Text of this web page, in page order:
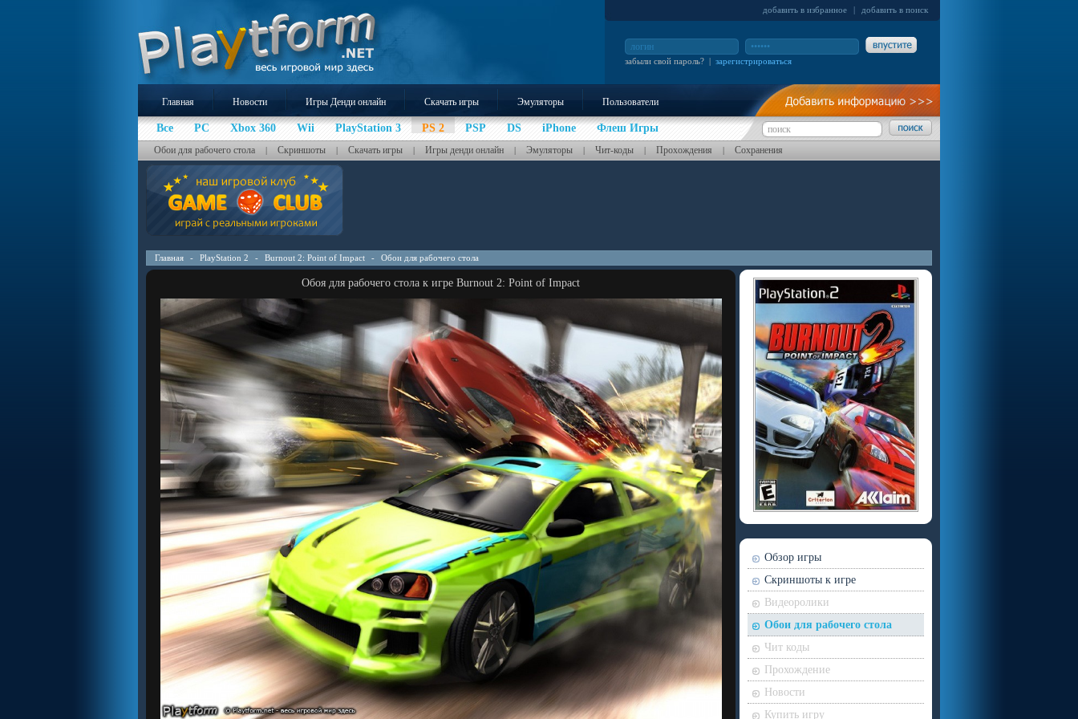
добавить в избранное | добавить в поиск
забыли свой пароль? | зарегистрироваться
Главная Новости Игры Денди онлайн Скачать игры Эмуляторы Пользователи
Все PC Xbox 360 Wii PlayStation 3 PS 2 PSP DS iPhone Флеш Игры
Обои для рабочего стола | Скриншоты | Скачать игры | Игры денди онлайн | Эмуляторы | Чит-коды | Прохождения | Сохранения
Главная - PlayStation 2 - Burnout 2: Point of Impact - Обои для рабочего стола
Обоя для рабочего стола к игре Burnout 2: Point of Impact
Обзор игры
Скриншоты к игре
Видеоролики
Обои для рабочего стола
Чит коды
Прохождение
Новости
Купить игру